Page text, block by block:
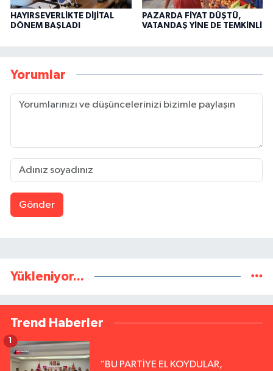
HAYIRSEVERLİKTE DİJİTAL
DÖNEM BAŞLADI
PAZARDA FİYAT DÜŞTÜ,
VATANDAŞ YİNE DE TEMKİNLİ
Yorumlar
Gönder
Yükleniyor...
Trend Haberler
“BU PARTİYE EL KOYDULAR,